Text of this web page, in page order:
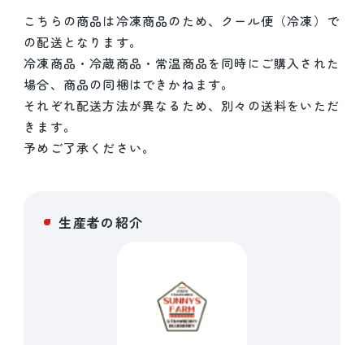
こちらの商品は冷凍商品のため、クール便（冷凍）で
の配送となります。
冷凍商品・冷蔵商品・常温商品を同時にご購入された
場合、商品の同梱はできかねます。
それぞれ配送方法が異なるため、別々の送料をいただ
きます。
予めご了承ください。
生産者の紹介